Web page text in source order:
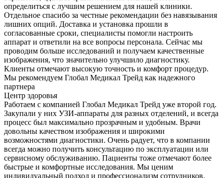
определиться с лучшим решением для нашей клиники.
Отдельное спасибо за честные рекомендации без навязывания
лишних опций. Доставка и установка прошли в
согласованные сроки, специалисты помогли настроить
аппарат и ответили на все вопросы персонала. Сейчас мы
проводим больше исследований и получаем качественные
изображения, что значительно улучшило диагностику.
Клиенты отмечают высокую точность и комфорт процедур.
Мы рекомендуем Глобал Медикал Трейд как надежного
партнера
Центр здоровья
Работаем с компанией Глобал Медикал Трейд уже второй год.
Закупали у них УЗИ-аппараты для разных отделений, и всегда
процесс был максимально прозрачным и удобным. Врачи
довольны качеством изображения и широкими
возможностями диагностики. Очень радует, что в компании
всегда можно получить консультацию по эксплуатации или
сервисному обслуживанию. Пациенты тоже отмечают более
быстрые и комфортные исследования. Мы ценим
индивидуальный подход и профессионализм сотрудников.